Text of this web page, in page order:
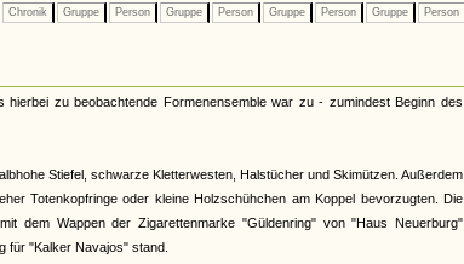
Chronik Gruppe Person Gruppe Person Gruppe Person Gruppe Person
zu beobachtende Formenensemble war zu - zumindest Beginn des
Stiefel, schwarze Kletterwesten, Halstücher und Skimützen. Außerdem
Totenkopfringe oder kleine Holzschühchen am Koppel bevorzugten. Die
dem Wappen der Zigarettenmarke "Güldenring" von "Haus Neuerburg"
für "Kalker Navajos" stand.